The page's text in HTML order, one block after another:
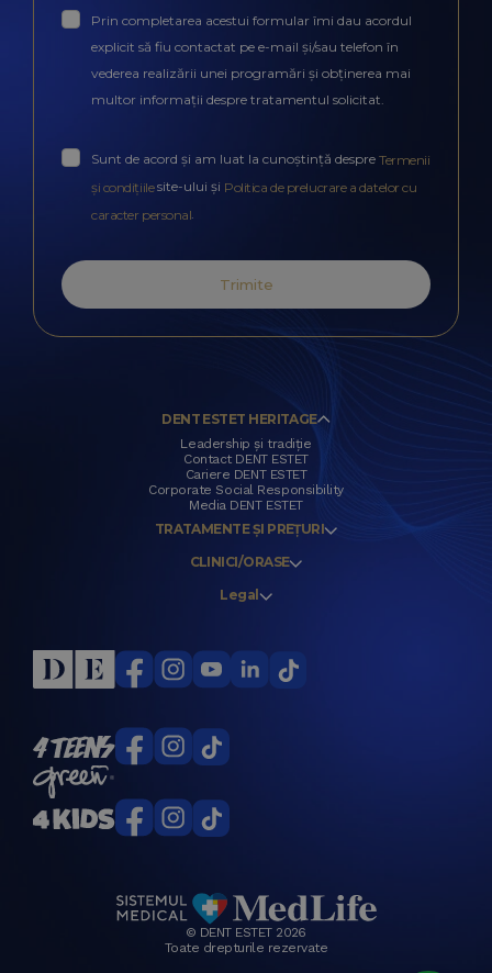
Prin completarea acestui formular îmi dau acordul
explicit să fiu contactat pe e-mail și/sau telefon în
vederea realizării unei programări și obținerea mai
multor informații despre tratamentul solicitat.
Sunt de acord și am luat la cunoștință despre Termenii
și condițiilesite-ului și Politica de prelucrare a datelor cu
caracter personal
Trimite
DENT ESTET HERITAGE
Leadership și tradiție
Contact DENT ESTET
Cariere DENT ESTET
Corporate Social Responsibility
Media DENT ESTET
TRATAMENTE ȘI PREȚURI
CLINICI/ORASE
Legal
© DENT ESTET 2026
Toate drepturile rezervate